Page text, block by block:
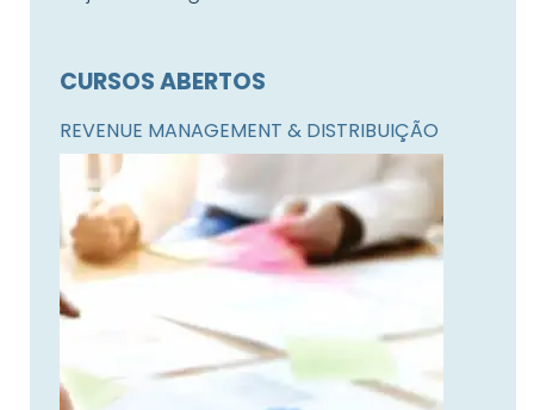
CURSOS ABERTOS
REVENUE MANAGEMENT & DISTRIBUIÇÃO